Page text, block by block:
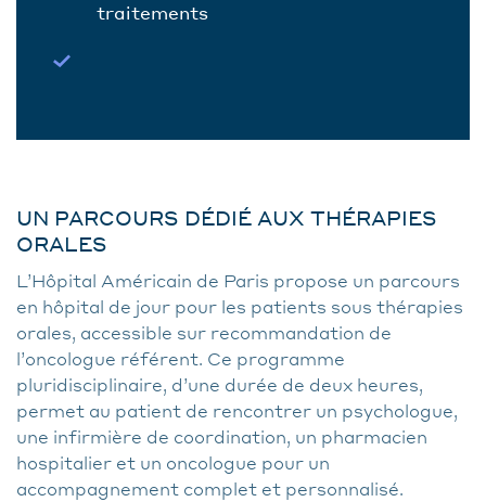
traitements
UN PARCOURS DÉDIÉ AUX THÉRAPIES
ORALES
L’Hôpital Américain de Paris propose un parcours
en hôpital de jour pour les patients sous thérapies
orales, accessible sur recommandation de
l’oncologue référent. Ce programme
pluridisciplinaire, d’une durée de deux heures,
permet au patient de rencontrer un psychologue,
une infirmière de coordination, un pharmacien
hospitalier et un oncologue pour un
accompagnement complet et personnalisé.